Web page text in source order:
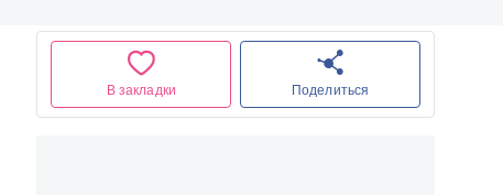
В закладки Поделиться